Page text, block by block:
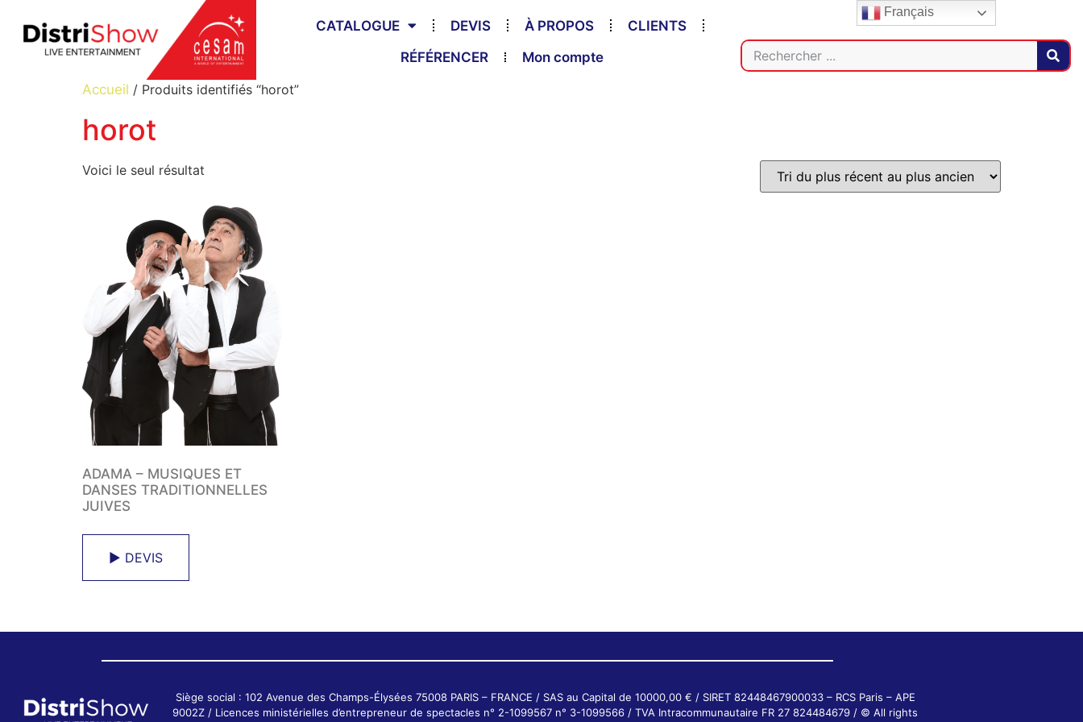
CATALOGUE DEVIS À PROPOS
CLIENTS
RÉFÉRENCER
Mon compte
Accueil / Produits identifiés “horot”
horot
Voici le seul résultat
ADAMA – MUSIQUES ET
DANSES TRADITIONNELLES
JUIVES
► DEVIS
Siège social : 102 Avenue des Champs-Élysées 75008 PARIS – FRANCE / SAS au Capital de 10000,00 € / SIRET 82448467900033 – RCS Paris – APE
9002Z / Licences ministérielles d’entrepreneur de spectacles n° 2-1099567 n° 3-1099566 / TVA Intracommunautaire FR 27 824484679 / © All rights
Français